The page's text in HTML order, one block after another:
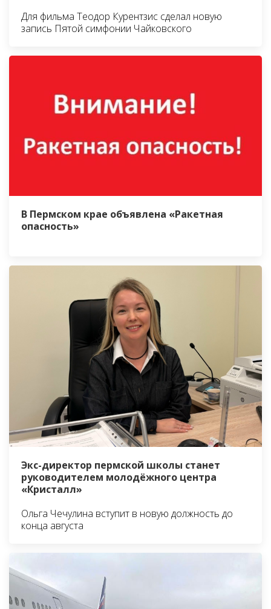
Для фильма Теодор Курентзис сделал новую
запись Пятой симфонии Чайковского
В Пермском крае объявлена «Ракетная
опасность»
Экс-директор пермской школы станет
руководителем молодёжного центра
«Кристалл»
Ольга Чечулина вступит в новую должность до
конца августа